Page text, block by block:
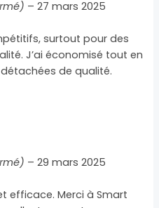
– 27 mars 2025
surtout pour des
J’ai économisé tout en
de qualité.
– 29 mars 2025
efficace. Merci à Smart